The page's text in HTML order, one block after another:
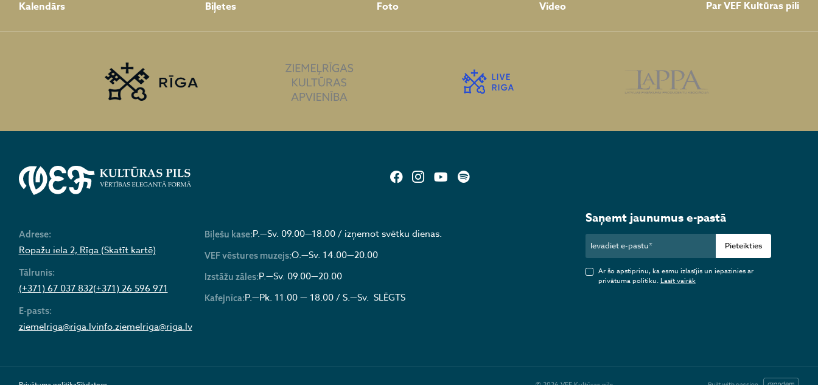
Kalendārs Biļetes Foto Video Par VEF Kultūras pili
Adrese:
Ropažu iela 2, Rīga (Skatīt kartē)
Tālrunis:
(+371) 67 037 832(+371) 26 596 971
E-pasts:
ziemelriga@riga.lvinfo.ziemelriga@riga.lv
Biļešu kase:P.—Sv. 09.00—18.00 / izņemot svētku dienas.
VEF vēstures muzejs:O.—Sv. 14.00—20.00
Izstāžu zāles:P.—Sv. 09.00—20.00
Kafejnīca:P.—Pk. 11.00 — 18.00 / S.—Sv. SLĒGTS
Saņemt jaunumus e-pastā
Pieteikties
Ar šo apstiprinu, ka esmu izlasījis un iepazinies ar
privātuma politiku.Lasīt vairāk